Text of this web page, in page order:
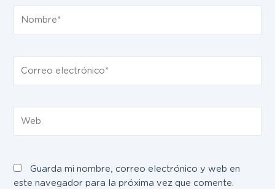
electrónico*
Guarda mi nombre, correo electrónico y web en
este navegador para la próxima vez que comente.